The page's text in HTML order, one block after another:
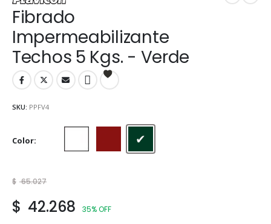
Fibrado
Impermeabilizante
Techos 5 Kgs. - Verde
SKU: PPFV4
Color Verde
$ 65.027
$ 42.268 35% OFF